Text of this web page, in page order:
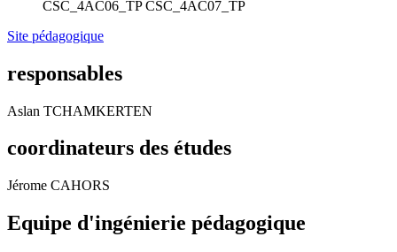
CSC_4AC06_TP CSC_4AC07_TP
Site pédagogique
responsables
Aslan TCHAMKERTEN
coordinateurs des études
Jérome CAHORS
Equipe d'ingénierie pédagogique